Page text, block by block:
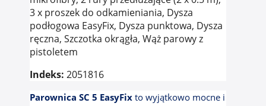
3 x proszek do odkamieniania, Dysza
podłogowa EasyFix, Dysza punktowa, Dysza
ręczna, Szczotka okrągła, Wąż parowy z
pistoletem
Indeks: 2051816
Parownica SC 5 EasyFix to wyjątkowo mocne i